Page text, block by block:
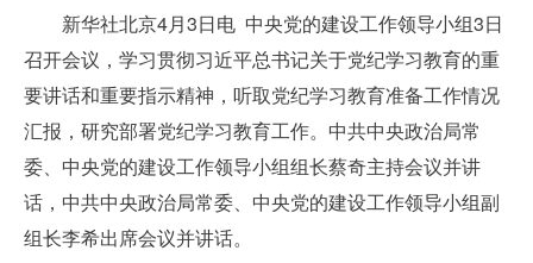
新华社北京4月3日电 中央党的建设工作领导小组3日
召开会议，学习贯彻习近平总书记关于党纪学习教育的重
要讲话和重要指示精神，听取党纪学习教育准备工作情况
汇报，研究部署党纪学习教育工作。中共中央政治局常
委、中央党的建设工作领导小组组长蔡奇主持会议并讲
话，中共中央政治局常委、中央党的建设工作领导小组副
组长李希出席会议并讲话。